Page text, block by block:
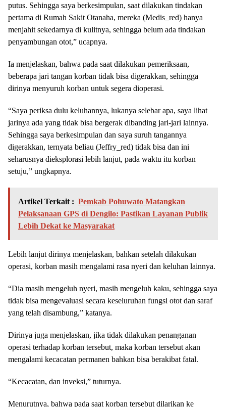
putus. Sehingga saya berkesimpulan, saat dilakukan tindakan
pertama di Rumah Sakit Otanaha, mereka (Medis_red) hanya
menjahit sekedarnya di kulitnya, sehingga belum ada tindakan
penyambungan otot,” ucapnya.
Ia menjelaskan, bahwa pada saat dilakukan pemeriksaan,
beberapa jari tangan korban tidak bisa digerakkan, sehingga
dirinya menyuruh korban untuk segera dioperasi.
“Saya periksa dulu keluhannya, lukanya selebar apa, saya lihat
jarinya ada yang tidak bisa bergerak dibanding jari-jari lainnya.
Sehingga saya berkesimpulan dan saya suruh tangannya
digerakkan, ternyata beliau (Jeffry_red) tidak bisa dan ini
seharusnya dieksplorasi lebih lanjut, pada waktu itu korban
setuju,” ungkapnya.
Artikel Terkait : Pemkab Pohuwato Matangkan
Pelaksanaan GPS di Dengilo: Pastikan Layanan Publik
Lebih Dekat ke Masyarakat
Lebih lanjut dirinya menjelaskan, bahkan setelah dilakukan
operasi, korban masih mengalami rasa nyeri dan keluhan lainnya.
“Dia masih mengeluh nyeri, masih mengeluh kaku, sehingga saya
tidak bisa mengevaluasi secara keseluruhan fungsi otot dan saraf
yang telah disambung,” katanya.
Dirinya juga menjelaskan, jika tidak dilakukan penanganan
operasi terhadap korban tersebut, maka korban tersebut akan
mengalami kecacatan permanen bahkan bisa berakibat fatal.
“Kecacatan, dan inveksi,” tuturnya.
Menurutnya, bahwa pada saat korban tersebut dilarikan ke